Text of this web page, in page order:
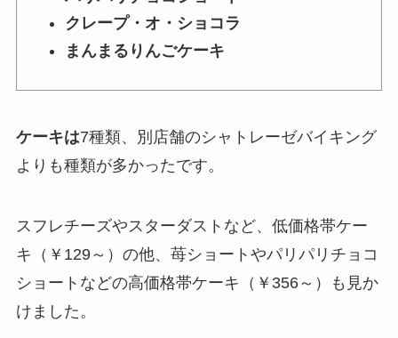
クレープ・オ・ショコラ
まんまるりんごケーキ
ケーキは7種類、別店舗のシャトレーゼバイキング
よりも種類が多かったです。
スフレチーズやスターダストなど、低価格帯ケー
キ（￥129～）の他、苺ショートやパリパリチョコ
ショートなどの高価格帯ケーキ（￥356～）も見か
けました。